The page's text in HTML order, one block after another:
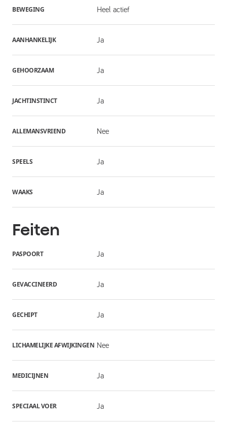
BEWEGING Heel actief
AANHANKELIJK Ja
GEHOORZAAM Ja
JACHTINSTINCT Ja
ALLEMANSVRIEND Nee
SPEELS Ja
WAAKS Ja
Feiten
PASPOORT Ja
GEVACCINEERD Ja
GECHIPT Ja
LICHAMELIJKE AFWIJKINGEN Nee
MEDICIJNEN Ja
SPECIAAL VOER Ja